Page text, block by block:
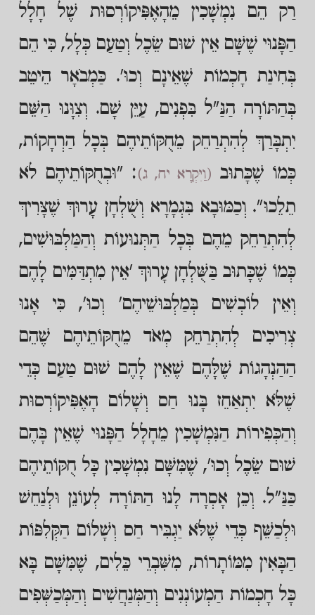
רַק הֵם נִמְשָׁכִין מֵהָאֶפִּיקוֹרְסוּת שֶׁל חָלָל
הַפָּנוּי שֶׁשָּׁם אֵין שׁוּם שֵׂכֶל וְטַעַם כְּלָל, כִּי הֵם
בְּחִינַת חָכְמוֹת שֶׁאֵינָם וְכוּ'. כַּמְבֹאָר הֵיטֵב
בְּהַתּוֹרָה הַנַּ"ל בִּפְנִים, עַיֵּן שָׁם. וְצִוָּנוּ הַשֵּׁם
יִתְבָּרַךְ לְהִתְרַחֵק מֵחֻקּוֹתֵיהֶם בְּכָל הַרְחָקוֹת,
כְּמוֹ שֶׁכָּתוּב (וַיִּקְרָא יח, ג): "וּבְחֻקּוֹתֵיהֶם לֹא
תֵלֵכוּ". וְכַמּוּבָא בִּגְמָרָא וְשֻׁלְחָן עָרוּךְ שֶׁצָּרִיךְ
לְהִתְרַחֵק מֵהֶם בְּכָל הַתְּנוּעוֹת וְהַמַּלְבּוּשִׁים,
כְּמוֹ שֶׁכָּתוּב בַּשֻּׁלְחָן עָרוּךְ 'אֵין מִתְדַּמִּים לָהֶם
וְאֵין לוֹבְשִׁים בְּמַלְבּוּשֵׁיהֶם' וְכוּ', כִּי אָנוּ
צְרִיכִים לְהִתְרַחֵק מְאֹד מֵחֻקּוֹתֵיהֶם שֶׁהֵם
הַהַנְהָגוֹת שֶׁלָּהֶם שֶׁאֵין לָהֶם שׁוּם טַעַם כְּדֵי
שֶׁלֹּא יִתְאַחֵז בָּנוּ חַס וְשָׁלוֹם הָאֶפִּיקוֹרְסוּת
וְהַכְּפִירוֹת הַנִּמְשָׁכִין מֵחָלָל הַפָּנוּי שֶׁאֵין בָּהֶם
שׁוּם שֵׂכֶל וְכוּ', שֶׁמִּשָּׁם נִמְשָׁכִין כָּל חֻקּוֹתֵיהֶם
כַּנַּ"ל. וְכֵן אָסְרָה לָנוּ הַתּוֹרָה לְעוֹנֵן וּלְנַחֵשׁ
וּלְכַשֵּׁף כְּדֵי שֶׁלֹּא יַגְבִּיר חַס וְשָׁלוֹם הַקְּלִפּוֹת
הַבָּאִין מִמּוֹתָרוֹת, מִשִּׁבְרֵי כֵּלִים, שֶׁמִּשָּׁם בָּא
כָּל חָכְמוֹת הַמְעוֹנְנִים וְהַמְּנַחֲשִׁים וְהַמְּכַשְּׁפִים